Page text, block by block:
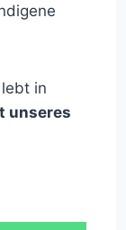
in
unseres